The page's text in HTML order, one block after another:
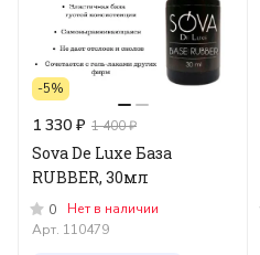
-5%
1 330 ₽ 1 400 ₽
Sova De Luxe База
RUBBER, 30мл
0
Нет в наличии
Арт. 110479